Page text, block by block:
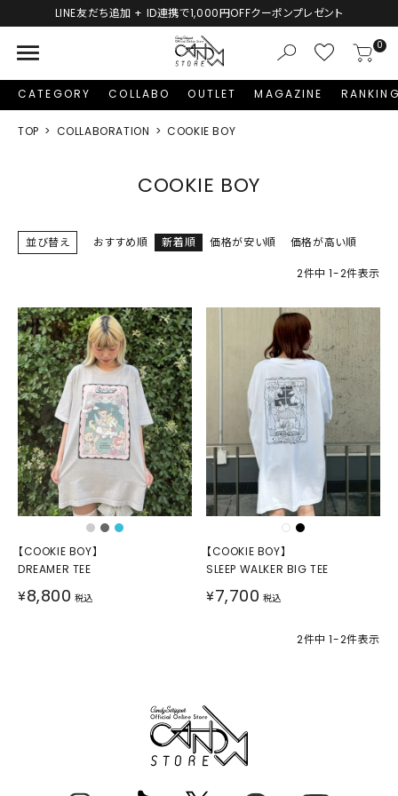
LINE友だち追加 + ID連携で1,000円OFFクーポンプレゼント
menu 0
CATEGORY COLLABO OUTLET MAGAZINE
TOP COLLABORATION COOKIE BOY
COOKIE BOY
並び替え おすすめ順 新着順 価格が安い順 価格が高い順
2件中 1-2件表示
【COOKIE BOY】
DREAMER TEE
¥8,800 税込
【COOKIE BOY】
SLEEP WALKER BIG TEE
¥7,700 税込
2件中 1-2件表示